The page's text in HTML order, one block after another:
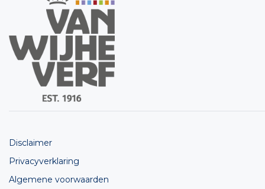
Disclaimer
Privacyverklaring
Algemene voorwaarden